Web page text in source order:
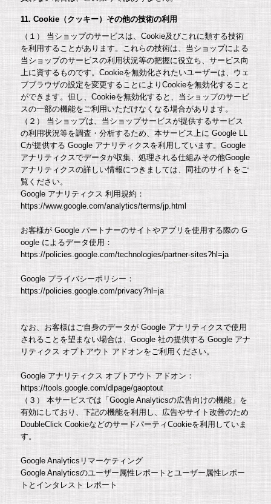
11. Cookie（クッキー）その他の技術の利用
（１） 当ショップのサービスは、Cookie及びこれに類する技術
を利用することがあります。これらの技術は、当ショップによる
当ショップのサービスの利用状況等の把握に役立ち、サービス向
上に資するものです。Cookieを無効化されたいユーザーは、ウェ
ブブラウザの設定を変更することによりCookieを無効化すること
ができます。但し、Cookieを無効化すると、当ショップのサービ
スの一部の機能をご利用いただけなくなる場合があります。
（２） 当ショップは、当ショップサービスが提供するサービス
の利用状況等を調査・分析するため、本サービス上に Google LL
Cが提供する Google アナリティクスを利用しています。Google
アナリティクスでデータが収集、処理される仕組みその他Google
アナリティクスの詳しい情報につきましては、同社のサイトをご
覧ください。
Google アナリティクス 利用規約：
https://www.google.com/analytics/terms/jp.html
お客様が Google パートナーのサイトやアプリを使用する際の G
oogle によるデータ使用：
https://policies.google.com/technologies/partner-sites?hl=ja
Google プライバシーポリシー：
https://policies.google.com/privacy?hl=ja
なお、お客様はご自身のデータが Google アナリティクスで使用
されることを望まない場合は、Google 社の提供する Google アナ
リティクス オプトアウト アドオンをご利用ください。
Google アナリティクス オプトアウト アドオン：
https://tools.google.com/dlpage/gaoptout
（３） 本サービスでは「Google Analyticsの広告向けの機能」を
有効にしており、下記の機能を利用し、広告やサイト改善のため
DoubleClick CookieなどのサードパーティCookieを利用していま
す。
Google Analyticsリマーケティング
Google Analyticsのユーザー属性レポートとユーザー属性レポー
トとインタレスト レポート